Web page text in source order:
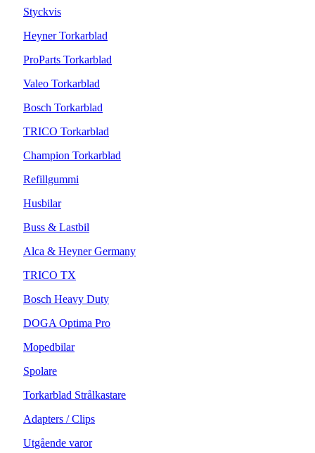
Styckvis
Heyner Torkarblad
ProParts Torkarblad
Valeo Torkarblad
Bosch Torkarblad
TRICO Torkarblad
Champion Torkarblad
Refillgummi
Husbilar
Buss & Lastbil
Alca & Heyner Germany
TRICO TX
Bosch Heavy Duty
DOGA Optima Pro
Mopedbilar
Spolare
Torkarblad Strålkastare
Adapters / Clips
Utgående varor